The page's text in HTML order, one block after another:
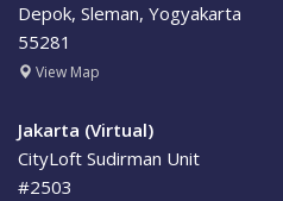
Depok, Sleman, Yogyakarta
55281
View Map
Jakarta (Virtual)
CityLoft Sudirman Unit
#2503